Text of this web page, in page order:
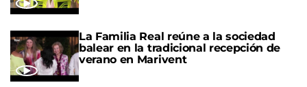
La Familia Real reúne a la sociedad
balear en la tradicional recepción de
verano en Marivent